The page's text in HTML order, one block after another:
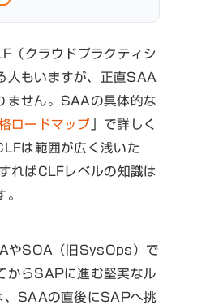
（クラウドプラクティシ
人もいますが、正直SAA
ません。SAAの具体的な
ロードマップ 」で詳しく
は範囲が広く浅いた
ればCLFレベルの知識は
。
やSOA（旧SysOps）で
からSAPに進む堅実なル
、SAAの直後にSAPへ挑